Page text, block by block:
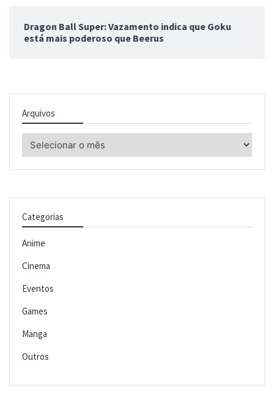
Dragon Ball Super: Vazamento indica que Goku
está mais poderoso que Beerus
Arquivos
Arquivos
Categorias
Anime
Cinema
Eventos
Games
Manga
Outros